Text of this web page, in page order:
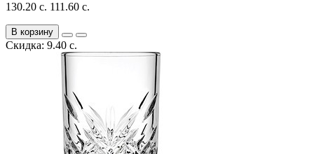
130.20 с. 111.60 с.
В корзину
Скидка: 9.40 с.